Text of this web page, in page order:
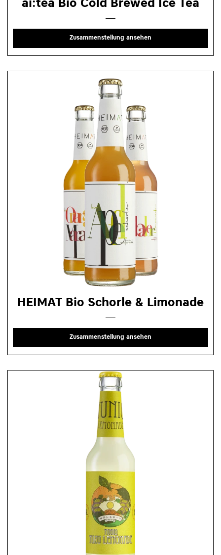
ai:tea Bio Cold Brewed Ice Tea
Zusammenstellung ansehen
HEIMAT Bio Schorle & Limonade
Zusammenstellung ansehen